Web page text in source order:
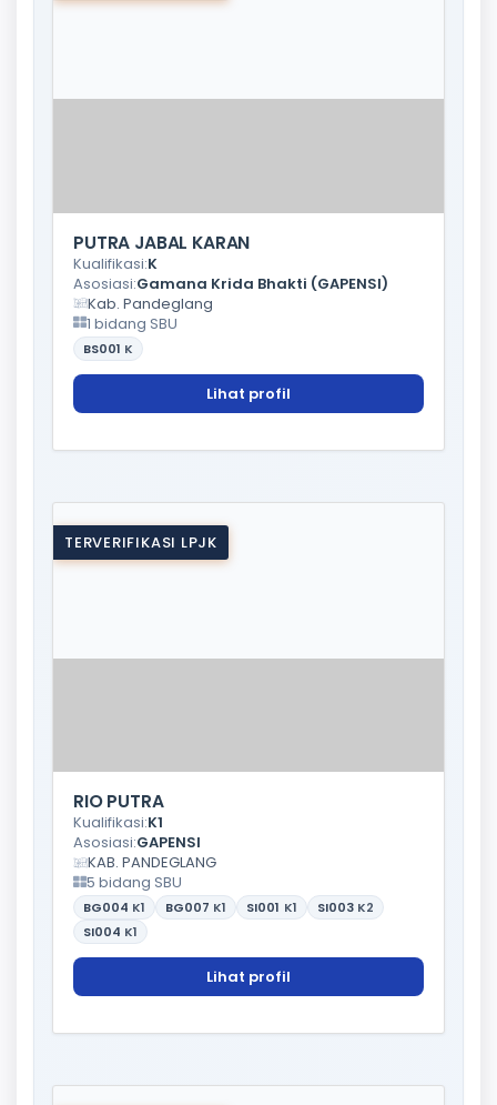
PUTRA JABAL KARAN
Kualifikasi:K
Asosiasi:Gamana Krida Bhakti (GAPENSI)
Kab. Pandeglang
1 bidang SBU
BS001 K
Lihat profil
TERVERIFIKASI LPJK
RIO PUTRA
Kualifikasi:K1
Asosiasi:GAPENSI
KAB. PANDEGLANG
5 bidang SBU
BG004 K1 BG007 K1 SI001 K1 SI003 K2
SI004 K1
Lihat profil